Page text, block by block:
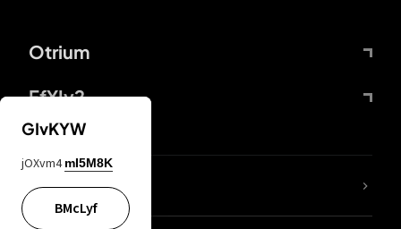
Otrium
FfYIy2
ZbBJcb
GIvKYW
jOXvm4 mI5M8K
BMcLyf